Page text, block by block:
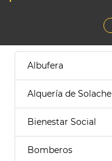
Albufera
Alquería de Solache
Bienestar Social
Bomberos